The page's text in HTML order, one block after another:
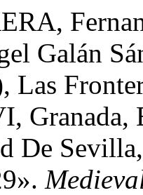
Galán
Las
Granada,
De